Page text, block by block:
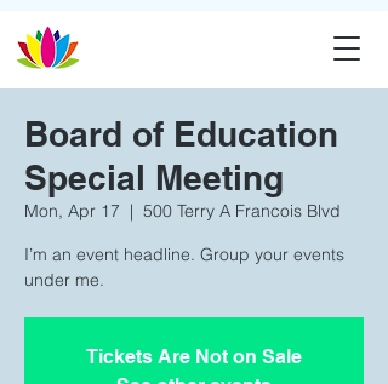
Board of Education
Special Meeting
Mon, Apr 17
  |
500 Terry A Francois Blvd
I’m an event headline. Group your events
under me.
Tickets Are Not on Sale